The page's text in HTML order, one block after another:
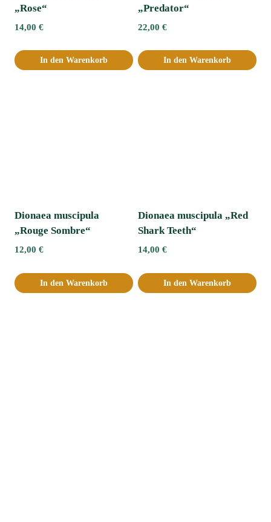
„Rose“
14,00 €
In den Warenkorb
„Predator“
22,00 €
In den Warenkorb
Dionaea muscipula
„Rouge Sombre“
12,00 €
In den Warenkorb
Dionaea muscipula „Red
Shark Teeth“
14,00 €
In den Warenkorb